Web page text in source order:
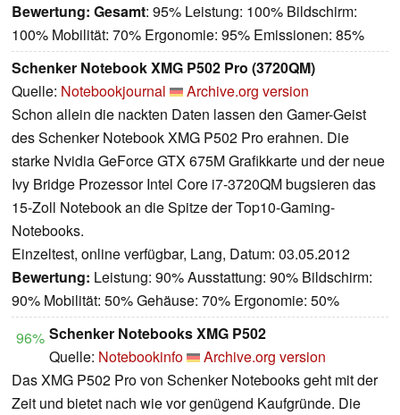
Bewertung: Gesamt: 95% Leistung: 100% Bildschirm:
100% Mobilität: 70% Ergonomie: 95% Emissionen: 85%
Schenker Notebook XMG P502 Pro (3720QM)
Quelle: Notebookjournal
Archive.org version
Schon allein die nackten Daten lassen den Gamer-Geist
des Schenker Notebook XMG P502 Pro erahnen. Die
starke Nvidia GeForce GTX 675M Grafikkarte und der neue
Ivy Bridge Prozessor Intel Core i7-3720QM bugsieren das
15-Zoll Notebook an die Spitze der Top10-Gaming-
Notebooks.
Einzeltest, online verfügbar, Lang, Datum: 03.05.2012
Bewertung: Leistung: 90% Ausstattung: 90% Bildschirm:
90% Mobilität: 50% Gehäuse: 70% Ergonomie: 50%
96% Schenker Notebooks XMG P502
Quelle: Notebookinfo
Archive.org version
Das XMG P502 Pro von Schenker Notebooks geht mit der
Zeit und bietet nach wie vor genügend Kaufgründe. Die